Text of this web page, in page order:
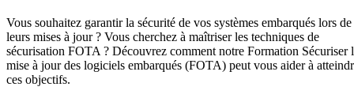
Vous souhaitez garantir la sécurité de vos systèmes embarqués lors de
leurs mises à jour ? Vous cherchez à maîtriser les techniques de
sécurisation FOTA ? Découvrez comment notre Formation Sécuriser
mise à jour des logiciels embarqués (FOTA) peut vous aider à
ces objectifs.